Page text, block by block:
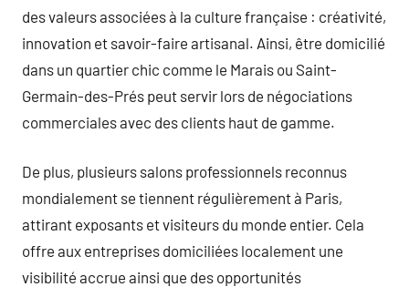
des valeurs associées à la culture française : créativité,
innovation et savoir-faire artisanal. Ainsi, être domicilié
dans un quartier chic comme le Marais ou Saint-
Germain-des-Prés peut servir lors de négociations
commerciales avec des clients haut de gamme.
De plus, plusieurs salons professionnels reconnus
mondialement se tiennent régulièrement à Paris,
attirant exposants et visiteurs du monde entier. Cela
offre aux entreprises domiciliées localement une
visibilité accrue ainsi que des opportunités